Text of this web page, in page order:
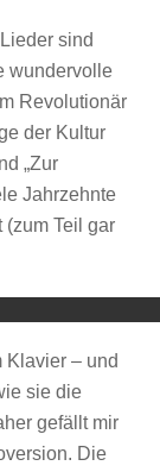
sind
wundervolle
Revolutionär
der Kultur
„Zur
Jahrzehnte
(zum Teil gar
Mit
Klavier – und
sie die
gefällt mir
Die